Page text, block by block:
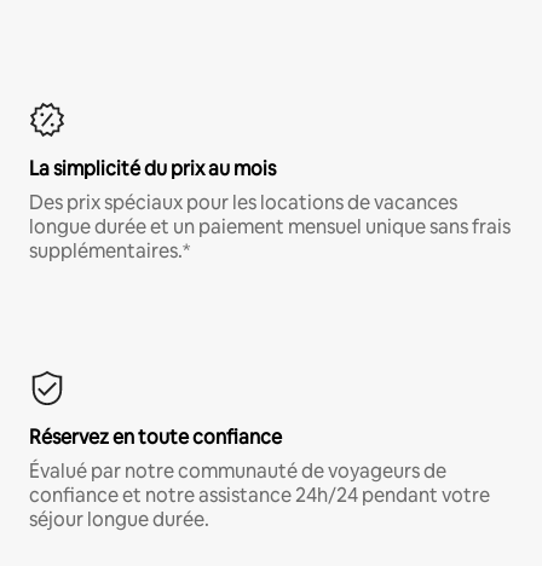
La simplicité du prix au mois
Des prix spéciaux pour les locations de vacances
longue durée et un paiement mensuel unique sans frais
supplémentaires.*
Réservez en toute confiance
Évalué par notre communauté de voyageurs de
confiance et notre assistance 24h/24 pendant votre
séjour longue durée.